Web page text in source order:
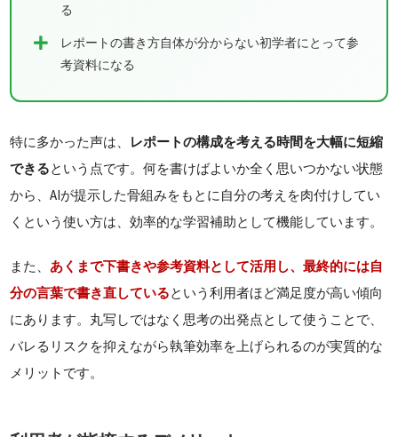
る
レポートの書き方自体が分からない初学者にとって参
考資料になる
特に多かった声は、 レポートの構成を考える時間を大幅に短縮
できるという点です。何を書けばよいか全く思いつかない状態
から、AIが提示した骨組みをもとに自分の考えを肉付けしてい
くという使い方は、効率的な学習補助として機能しています。
また、 あくまで下書きや参考資料として活用し、最終的には自
分の言葉で書き直しているという利用者ほど満足度が高い傾向
にあります。丸写しではなく思考の出発点として使うことで、
バレるリスクを抑えながら執筆効率を上げられるのが実質的な
メリットです。